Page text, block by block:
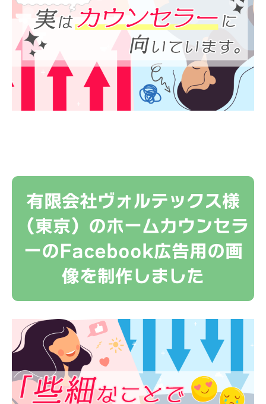
有限会社ヴォルテックス様
（東京）のホームカウンセラ
ーのFacebook広告用の画
像を制作しました